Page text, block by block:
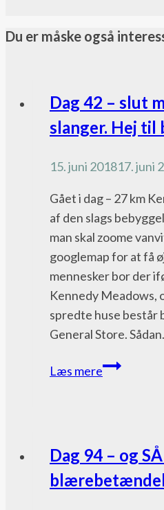
Du er måske også
Pacific
Crest
Trail
Dag 42 – slut
slanger. Hej til
15. juni 201817. juni
Gået i dag – 27 km
af den slags
man skal zoome
googlemap for at få
mennesker bor der
Kennedy Meadows,
spredte huse består
General Store.
Læs mereDag
sand
og
Pacific
Crest
Trail
Dag 94 – og